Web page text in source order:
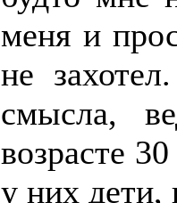
меня и
не
смысла,
возрасте
у них